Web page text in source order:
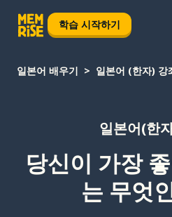
학습 시작하기
일본어 배우기 일본어 (한자) 강
일본어(한
당신이 가장
는 무엇